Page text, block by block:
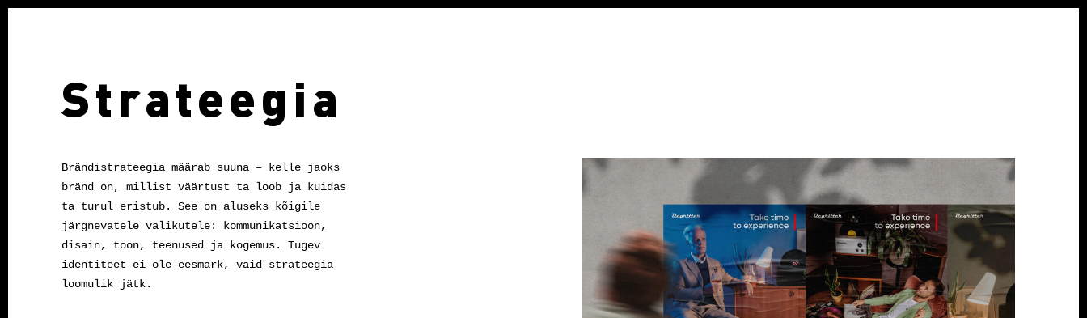
Strateegia
Brändistrateegia määrab suuna – kelle jaoks
bränd on, millist väärtust ta loob ja kuidas
ta turul eristub. See on aluseks kõigile
järgnevatele valikutele: kommunikatsioon,
disain, toon, teenused ja kogemus. Tugev
identiteet ei ole eesmärk, vaid strateegia
loomulik jätk.